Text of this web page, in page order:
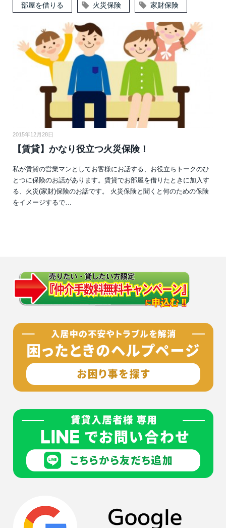
部屋を借りる 火災保険 家財保険
2015年12月28日
【賃貸】かなり役立つ火災保険！
私が賃貸の営業マンとしてお客様にお話する、お役立ちトークのひ
とつに保険のお話があります。賃貸でお部屋を借りたときに加入す
る、火災(家財)保険のお話です。 火災保険と聞くと何のための保険
をイメージするで…